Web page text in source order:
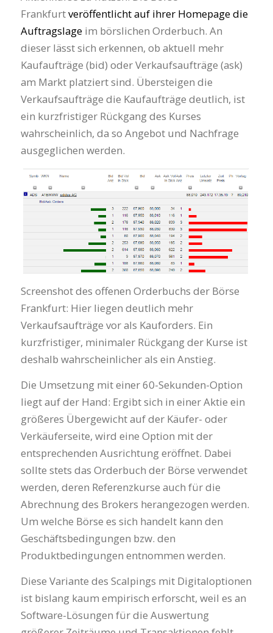
Frankfurtveröffentlicht auf ihrer Homepage die
Auftragslageim börslichen Orderbuch. An
dieser lässt sich erkennen, ob aktuell mehr
Kaufaufträge (bid) oder Verkaufsaufträge (ask)
am Markt platziert sind. Übersteigen die
Verkaufsaufträge die Kaufaufträge deutlich, ist
ein kurzfristiger Rückgang des Kurses
wahrscheinlich, da so Angebot und Nachfrage
ausgeglichen werden.
Screenshot des offenen Orderbuchs der Börse
Frankfurt: Hier liegen deutlich mehr
Verkaufsaufträge vor als Kauforders. Ein
kurzfristiger, minimaler Rückgang der Kurse ist
deshalb wahrscheinlicher als ein Anstieg.
Die Umsetzung mit einer 60-Sekunden-Option
liegt auf der Hand: Ergibt sich in einer Aktie ein
größeres Übergewicht auf der Käufer- oder
Verkäuferseite, wird eine Option mit der
entsprechenden Ausrichtung eröffnet. Dabei
sollte stets das Orderbuch der Börse verwendet
werden, deren Referenzkurse auch für die
Abrechnung des Brokers herangezogen werden.
Um welche Börse es sich handelt kann den
Geschäftsbedingungen bzw. den
Produktbedingungen entnommen werden.
Diese Variante des Scalpings mit Digitaloptionen
ist bislang kaum empirisch erforscht, weil es an
Software-Lösungen für die Auswertung